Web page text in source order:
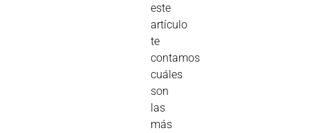
este
artículo
te
contamos
cuáles
son
las
más